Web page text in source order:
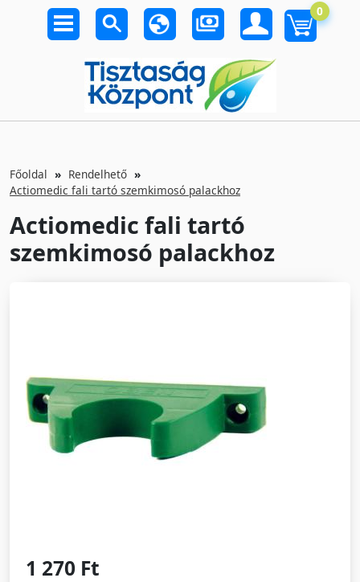
0
Főoldal
Rendelhető
Actiomedic fali tartó szemkimosó palackhoz
Actiomedic fali tartó
szemkimosó palackhoz
1 270 Ft